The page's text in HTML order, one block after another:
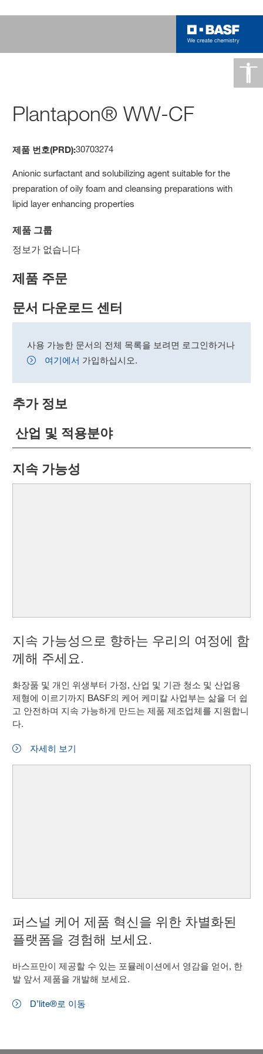
Plantapon® WW-CF
제품 번호(PRD):30703274
Anionic surfactant and solubilizing agent suitable for the
preparation of oily foam and cleansing preparations with
lipid layer enhancing properties
제품 그룹
정보가 없습니다
제품 주문
문서 다운로드 센터
사용 가능한 문서의 전체 목록을 보려면 로그인하거나
여기에서 가입하십시오.
추가 정보
산업 및 적용분야
지속 가능성
지속 가능성으로 향하는 우리의 여정에 함
께해 주세요.
화장품 및 개인 위생부터 가정, 산업 및 기관 청소 및 산업용
제형에 이르기까지 BASF의 케어 케미칼 사업부는 삶을 더 쉽
고 안전하며 지속 가능하게 만드는 제품 제조업체를 지원합니
다.
자세히 보기
퍼스널 케어 제품 혁신을 위한 차별화된
플랫폼을 경험해 보세요.
바스프만이 제공할 수 있는 포뮬레이션에서 영감을 얻어, 한
발 앞서 제품을 개발해 보세요.
D’lite®로 이동